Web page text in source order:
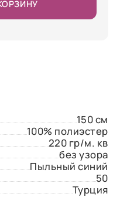
150 см
100% полиэстер
220 гр/м. кв
без узора
Пыльный синий
50
Турция